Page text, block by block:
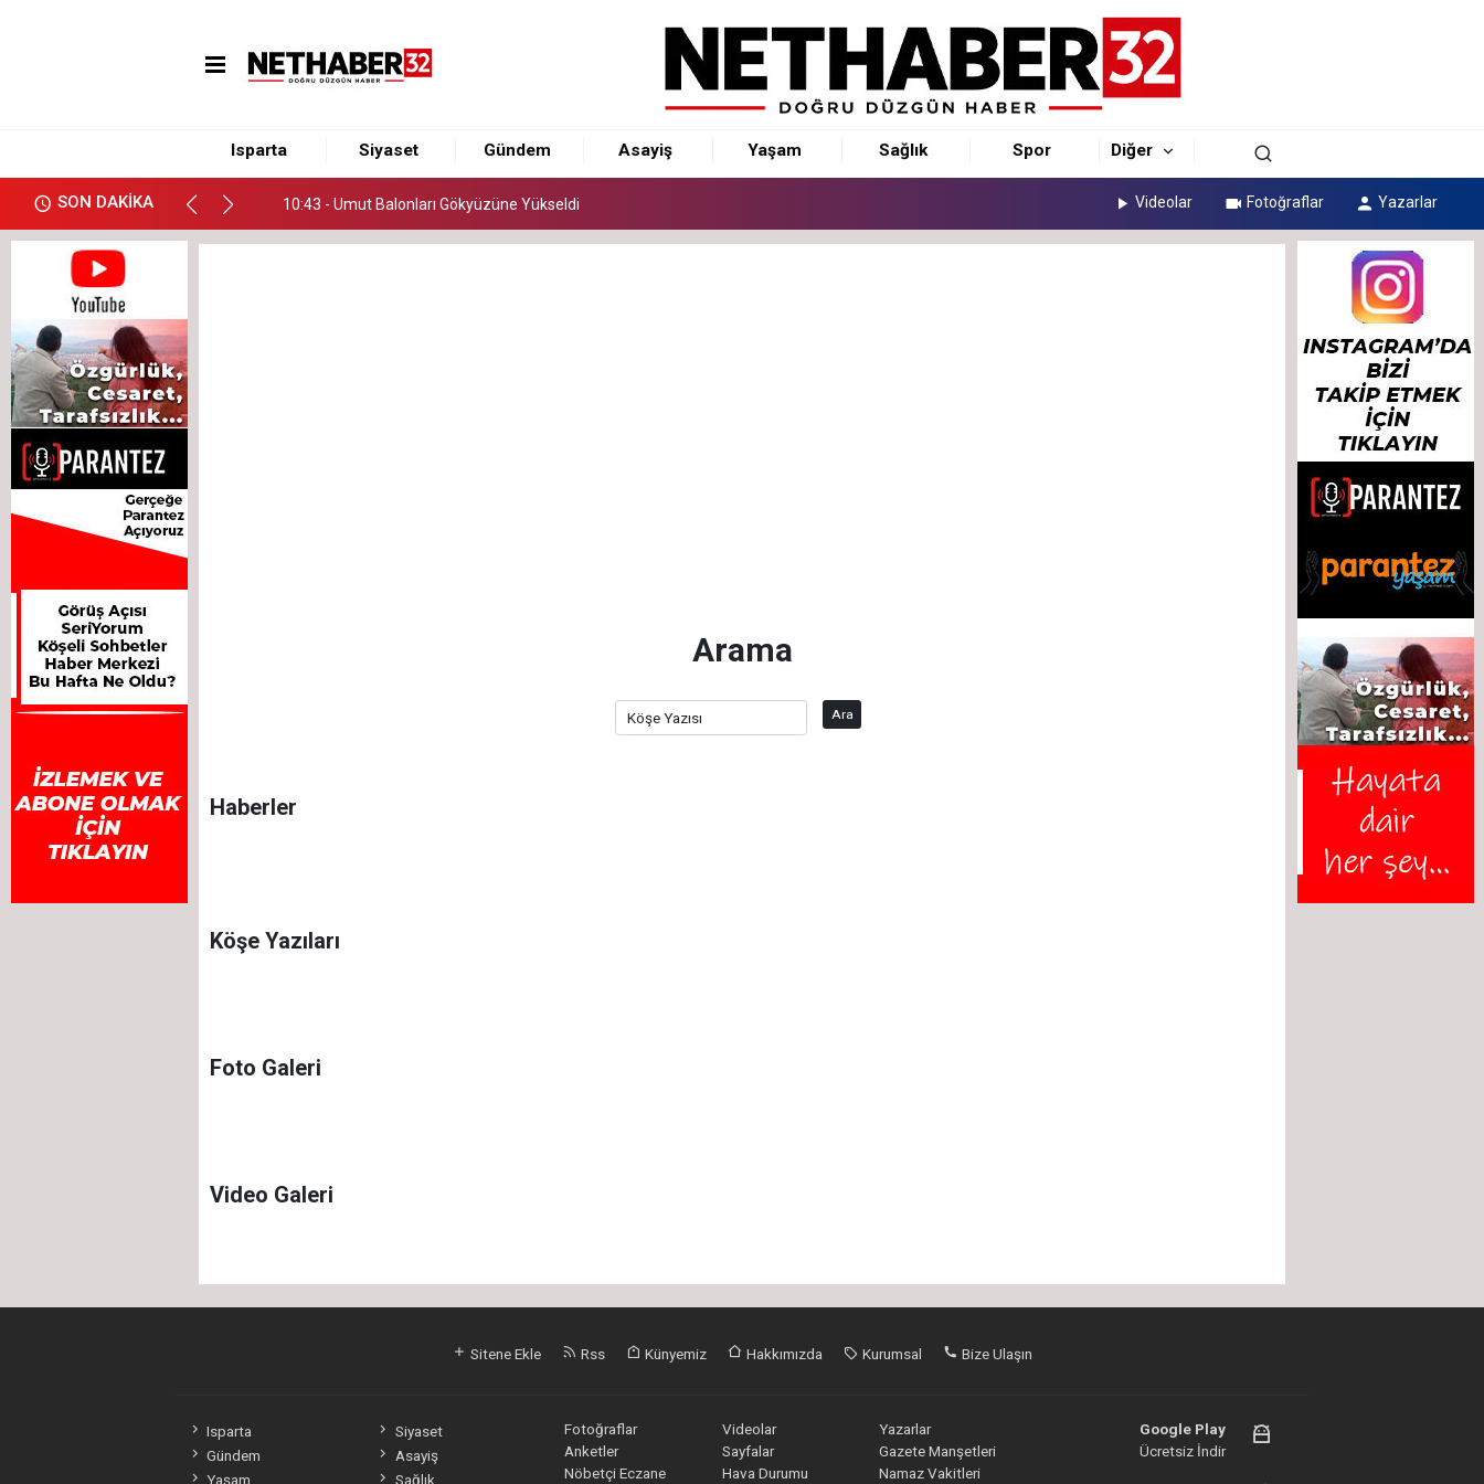
Isparta Siyaset Gündem Asayiş Yaşam Sağlık Spor Diğer
SON DAKİKA
10:43 - Umut Balonları Gökyüzüne Yükseldi
11:00 - MHP'de Kongre Mesaisi Başladı
10:43 - Umut Balonları Gökyüzüne Yükseldi
11:07 - Meslektaşımız Gökhan Kaya Baba Oldu
Videolar Fotoğraflar Yazarlar
Arama
Ara
Haberler
Köşe Yazıları
Foto Galeri
Video Galeri
Sitene Ekle Rss Künyemiz Hakkımızda Kurumsal Bize Ulaşın
Isparta
Siyaset
Gündem
Asayiş
Yaşam
Sağlık
Fotoğraflar Videolar
Yazarlar
Anketler
Sayfalar
Gazete Manşetleri
Nöbetçi Eczane
Hava Durumu Namaz Vakitleri
Google Play
Ücretsiz İndir